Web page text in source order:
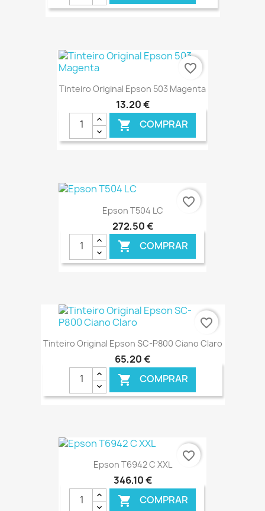
€ ONLINE
Tinteiro Original Epson 503 Magenta
13,20 €
 COMPRAR
favorite_border
Epson T504 LC
272,50 €
 COMPRAR
€ ONLINE
favorite_border
Tinteiro Original Epson SC-P800 Ciano Claro
65,20 €
 COMPRAR
favorite_border
Epson T6942 C XXL
346,10 €
 COMPRAR
favorite_border